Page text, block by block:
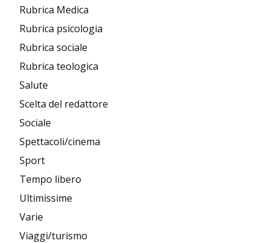
Rubrica Medica
Rubrica psicologia
Rubrica sociale
Rubrica teologica
Salute
Scelta del redattore
Sociale
Spettacoli/cinema
Sport
Tempo libero
Ultimissime
Varie
Viaggi/turismo